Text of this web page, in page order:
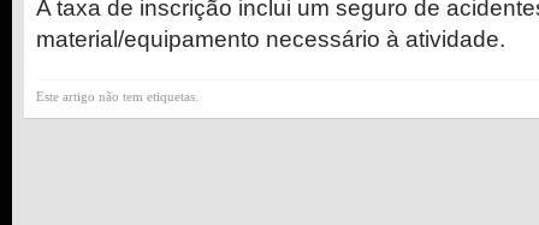
A taxa de inscrição inclui um seguro de
material/equipamento necessário à atividade.
Este artigo não tem etiquetas.